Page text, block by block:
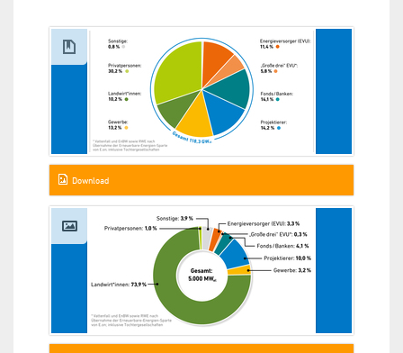
Download